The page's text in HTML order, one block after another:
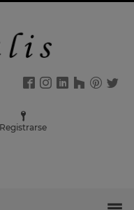
Registrarse